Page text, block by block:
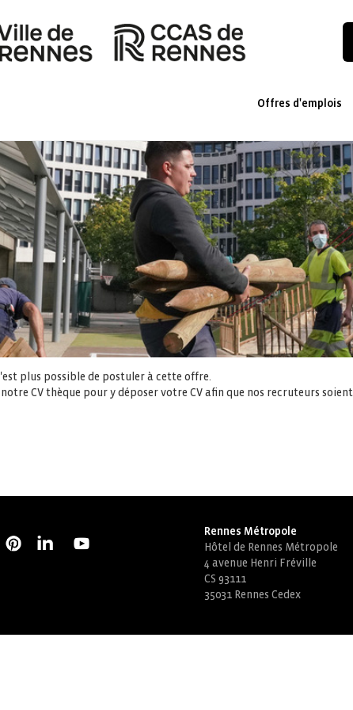
Offres d'emplois
plus possible de postuler à cette offre.
CV thèque pour y déposer votre CV afin que nos recruteurs
Rennes Métropole
Hôtel de Rennes Métropole
4 avenue Henri Fréville
CS 93111
35031 Rennes Cedex